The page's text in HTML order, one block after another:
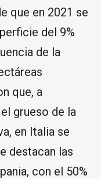
que en 2021 se
del 9%
de la
que, a
grueso de la
en Italia se
destacan las
con el 50%